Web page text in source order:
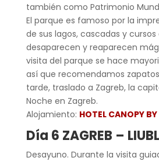
también como Patrimonio
El parque es famoso por la
de sus lagos, cascadas y
desaparecen y reaparecen
visita del parque se hace
así que recomendamos
tarde, traslado a Zagreb, la
Noche en Zagreb.
Alojamiento: HOTEL CANOPY
Día 6 ZAGREB –
Desayuno. Durante la visita